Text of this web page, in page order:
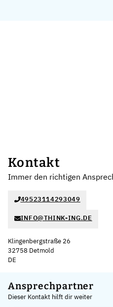
Kontakt
Immer den richtigen
49523114293049
INFO@THINK-ING.DE
Klingenbergstraße 26
32758 Detmold
DE
+
−
Ansprechpartner
Dieser Kontakt hilft dir weiter